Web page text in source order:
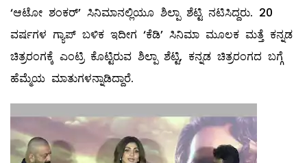
‘ಆಟೋ ಶಂಕರ್’ ಸಿನಿಮಾನಲ್ಲಿಯೂ ಶಿಲ್ಪಾ ಶೆಟ್ಟಿ ನಟಿಸಿದ್ದರು. 20
ವರ್ಷಗಳ ಗ್ಯಾಪ್ ಬಳಿಕ ಇದೀಗ ‘ಕೆಡಿ’ ಸಿನಿಮಾ ಮೂಲಕ ಮತ್ತೆ ಕನ್ನಡ
ಚಿತ್ರರಂಗಕ್ಕೆ ಎಂಟ್ರಿ ಕೊಟ್ಟಿರುವ ಶಿಲ್ಪಾ ಶೆಟ್ಟಿ, ಕನ್ನಡ ಚಿತ್ರರಂಗದ ಬಗ್ಗೆ
ಹೆಮ್ಮೆಯ ಮಾತುಗಳನ್ನಾಡಿದ್ದಾರೆ.